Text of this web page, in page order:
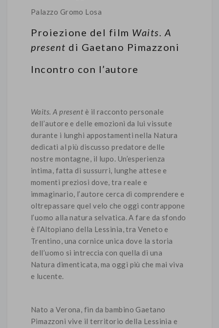
Palazzo Gromo Losa
Proiezione del film Waits. A
present di Gaetano Pimazzoni
Incontro con l’autore
Waits. A present è il racconto personale
dell’autore e delle emozioni da lui vissute
durante i lunghi appostamenti nella Natura
dedicati al più discusso predatore delle
nostre montagne, il lupo. Un’esperienza
intima, fatta di sussurri, lunghe attese e
momenti preziosi dove, tra reale e
immaginario, l’autore cerca di comprendere e
oltrepassare quel velo che oggi contrappone
l’uomo alla natura selvatica. A fare da sfondo
è l’Altopiano della Lessinia, tra Veneto e
Trentino, una cornice unica dove la storia
dell’uomo si intreccia con quella di una
Natura dimenticata, ma oggi più che mai viva
e lucente.
Nato a Verona, fin da bambino Gaetano
Pimazzoni vive il territorio della Lessinia e